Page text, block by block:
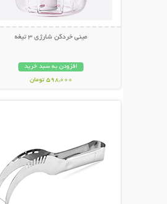
مینی خردکن شارژی 3 تیغه
افزودن به سبد خرید
598,000 تومان